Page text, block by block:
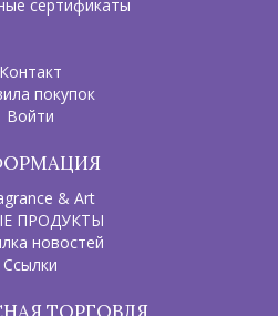
сертификаты
Контакт
покупок
Войти
& Art
ПРОДУКТЫ
новостей
Ссылки